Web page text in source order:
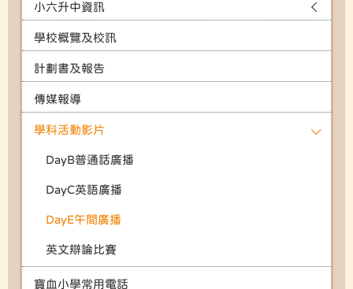
小六升中資訊
學校概覽及校訊
計劃書及報告
傳媒報導
學科活動影片
DayB普通話廣播
DayC英語廣播
DayE午間廣播
英文辯論比賽
寶血小學常用電話